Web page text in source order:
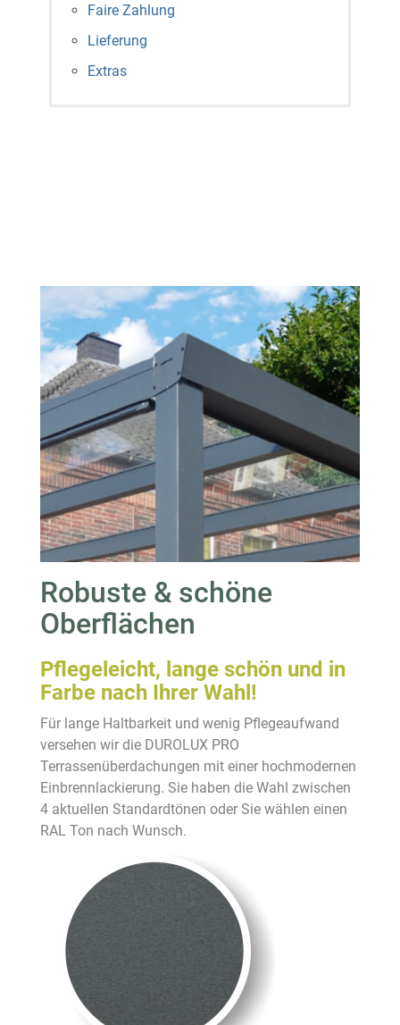
Faire Zahlung
Lieferung
Extras
Robuste & schöne
Oberflächen
Pflegeleicht, lange schön und in
Farbe nach Ihrer Wahl!
Für lange Haltbarkeit und wenig Pflegeaufwand
versehen wir die DUROLUX PRO
Terrassenüberdachungen mit einer hochmodernen
Einbrennlackierung. Sie haben die Wahl zwischen
4 aktuellen Standardtönen oder Sie wählen einen
RAL Ton nach Wunsch.